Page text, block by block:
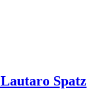
Spatz